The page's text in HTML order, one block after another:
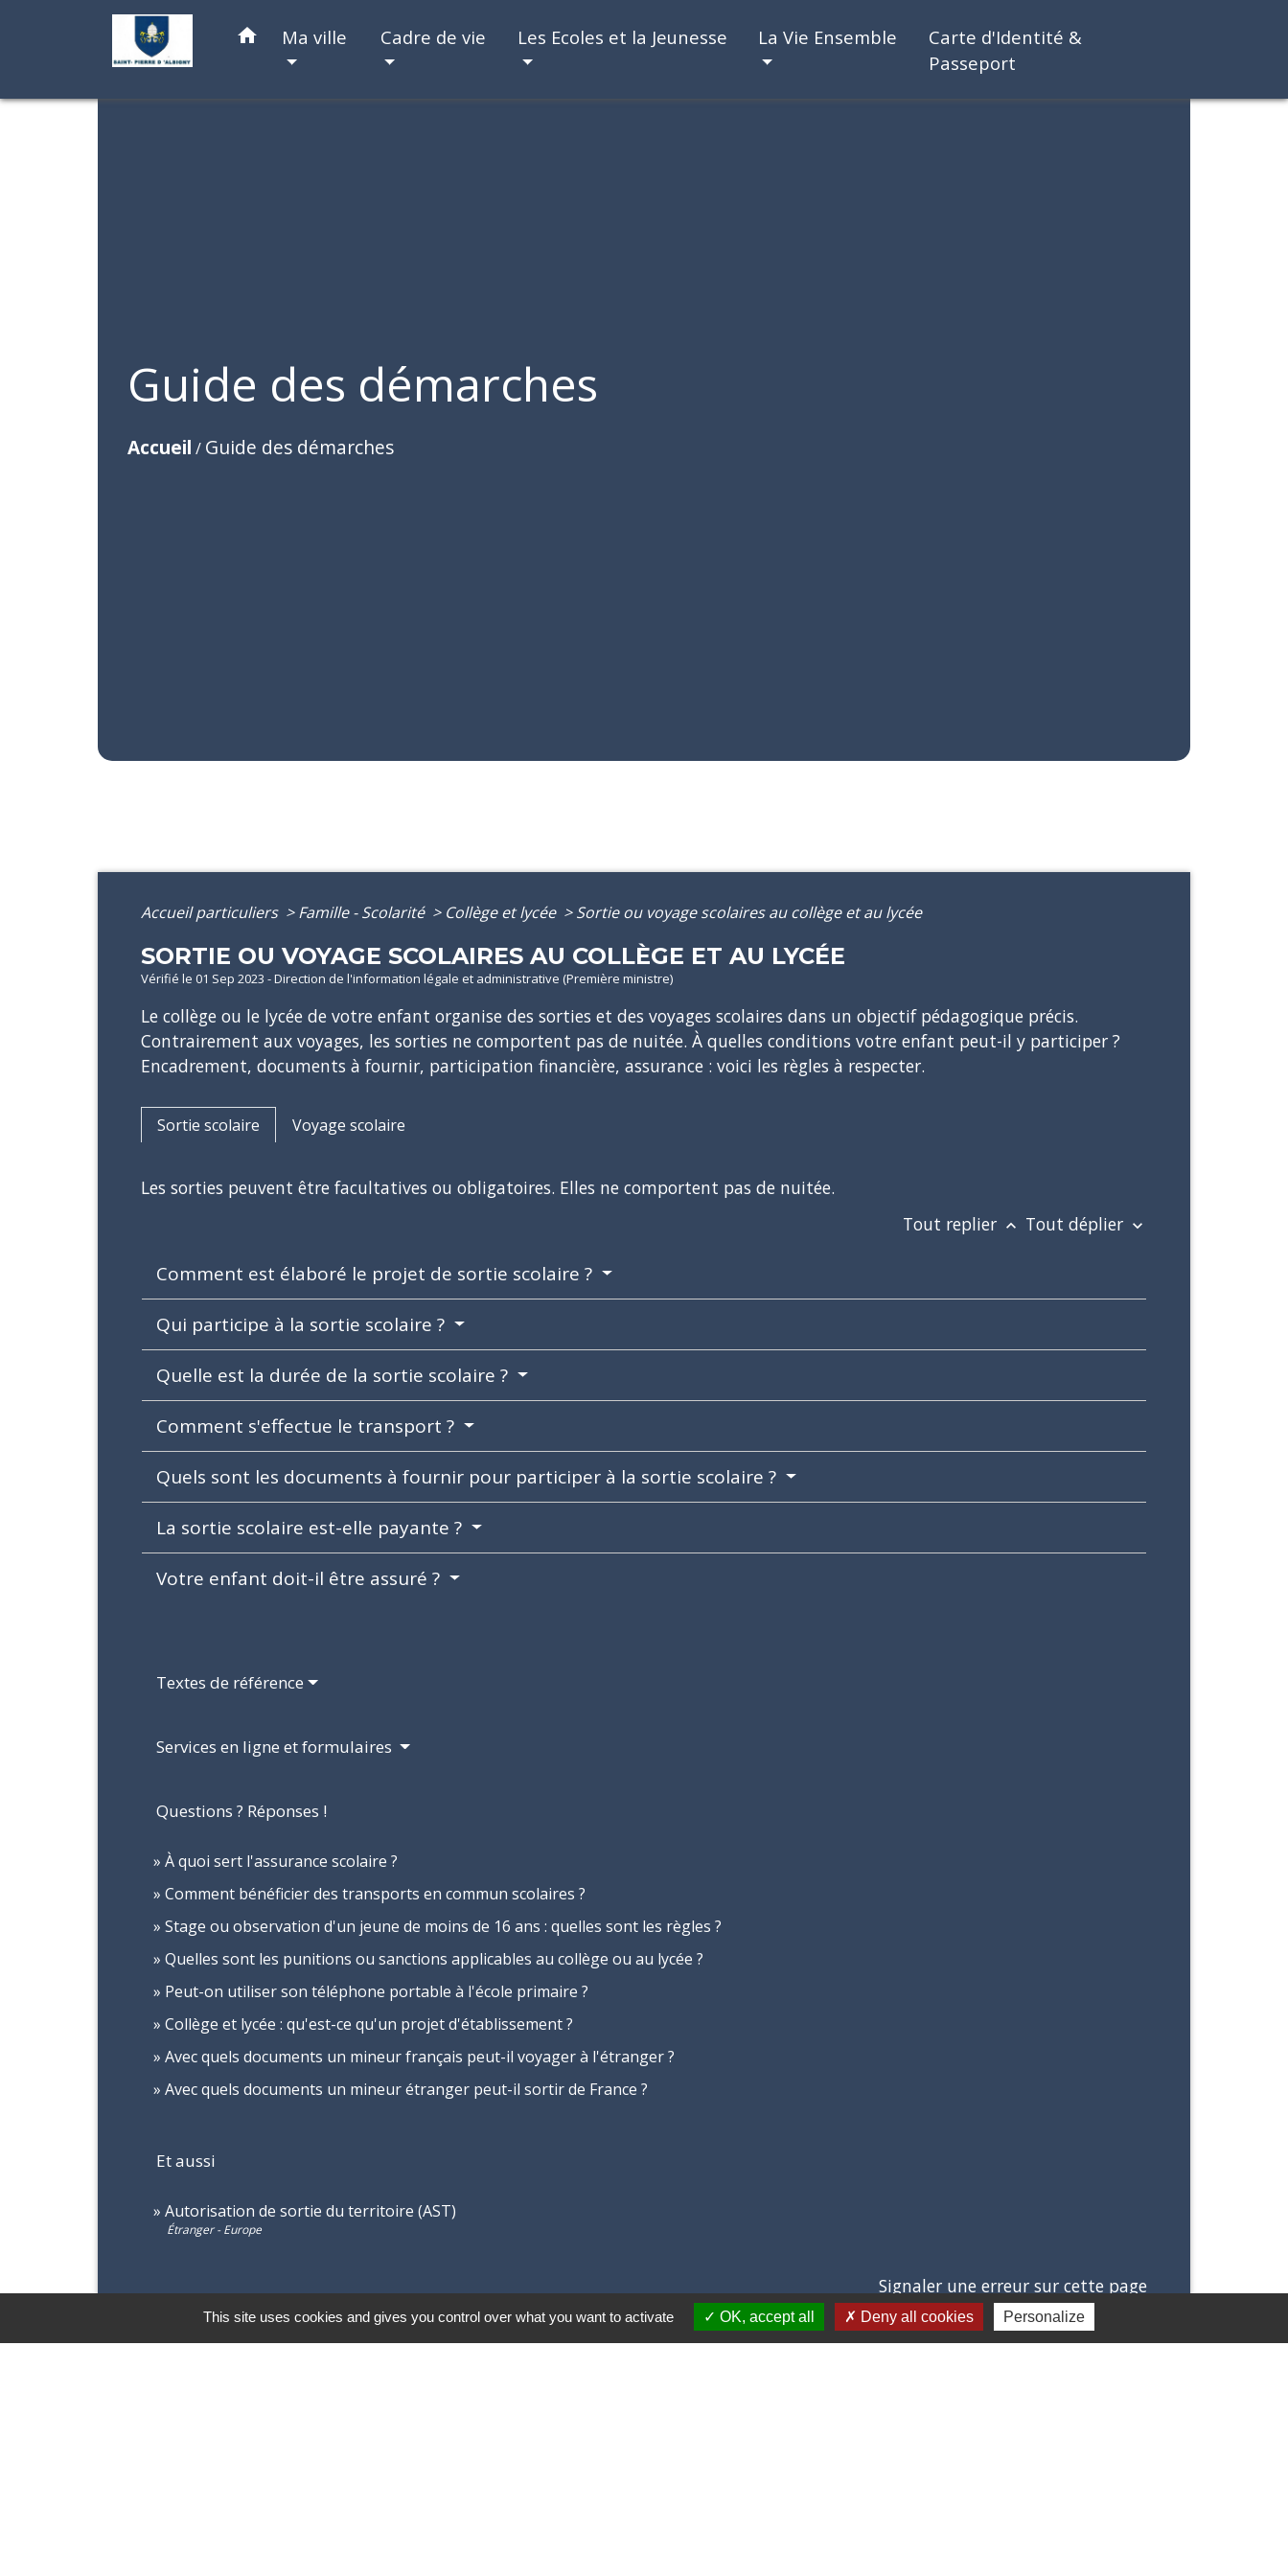
home Ma ville Cadre de vie Les Ecoles et la Jeunesse La Vie Ensemble
Carte d'Identité &
Passeport
Guide des démarches
Accueil / Guide des démarches
Accueil particuliers > Famille - Scolarité > Collège et lycée > Sortie ou voyage scolaires au collège et au lycée
SORTIE OU VOYAGE SCOLAIRES AU COLLÈGE ET AU LYCÉE
Vérifié le 01 Sep 2023 - Direction de l'information légale et administrative (Première ministre)
Le collège ou le lycée de votre enfant organise des sorties et des voyages scolaires dans un objectif pédagogique précis.
Contrairement aux voyages, les sorties ne comportent pas de nuitée. À quelles conditions votre enfant peut-il y participer ?
Encadrement, documents à fournir, participation financière, assurance : voici les règles à respecter.
Sortie scolaire Voyage scolaire
Les sorties peuvent être facultatives ou obligatoires. Elles ne comportent pas de nuitée.
Tout replier keyboard_arrow_up Tout déplier keyboard_arrow_down
Comment est élaboré le projet de sortie scolaire ?
Qui participe à la sortie scolaire ?
Quelle est la durée de la sortie scolaire ?
Comment s'effectue le transport ?
Quels sont les documents à fournir pour participer à la sortie scolaire ?
La sortie scolaire est-elle payante ?
Votre enfant doit-il être assuré ?
Textes de référence
Services en ligne et formulaires
Questions ? Réponses !
À quoi sert l'assurance scolaire ?
Comment bénéficier des transports en commun scolaires ?
Stage ou observation d'un jeune de moins de 16 ans : quelles sont les règles ?
Quelles sont les punitions ou sanctions applicables au collège ou au lycée ?
Peut-on utiliser son téléphone portable à l'école primaire ?
Collège et lycée : qu'est-ce qu'un projet d'établissement ?
Avec quels documents un mineur français peut-il voyager à l'étranger ?
Avec quels documents un mineur étranger peut-il sortir de France ?
Et aussi
Autorisation de sortie du territoire (AST)
Étranger - Europe
Signaler une erreur sur cette page
This site uses cookies and gives you control over what you want to activate OK, accept all Deny all cookies Personalize